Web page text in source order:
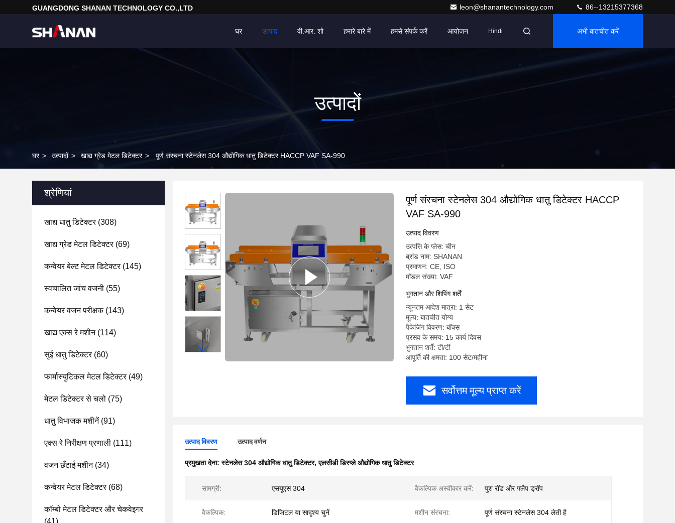
GUANGDONG SHANAN TECHNOLOGY CO.,LTD leon@shanantechnology.com 86--13215377368
घर उत्पाद वी.आर. शो हमारे बारे में हमसे संपर्क करें आयोजन Hindi अभी बातचीत करें
उत्पादों
घर > उत्पादों > खाद्य ग्रेड मेटल डिटेक्टर > पूर्ण संरचना स्टेनलेस 304 औद्योगिक धातु डिटेक्टर HACCP VAF SA-990
श्रेणियां
खाद्य धातु डिटेक्टर(308)
खाद्य ग्रेड मेटल डिटेक्टर(69)
कन्वेयर बेल्ट मेटल डिटेक्टर(145)
स्वचालित जांच वजनी (55)
कन्वेयर वजन परीक्षक(143)
खाद्य एक्स रे मशीन(114)
सुई धातु डिटेक्टर(60)
फार्मास्युटिकल मेटल डिटेक्टर(49)
मेटल डिटेक्टर से चलो (75)
धातु विभाजक मशीनें(91)
एक्स रे निरीक्षण प्रणाली (111)
वजन छँटाई मशीन(34)
कन्वेयर मेटल डिटेक्टर(68)
कॉम्बो मेटल डिटेक्टर और चेकवेइगर
(41)
पूर्ण संरचना स्टेनलेस 304 औद्योगिक धातु डिटेक्टर HACCP
VAF SA-990
उत्पाद विवरण
उत्पत्ति के प्लेस: चीन
ब्रांड नाम: SHANAN
प्रमाणन: CE, ISO
मॉडल संख्या: VAF
भुगतान और शिपिंग शर्तें
न्यूनतम आदेश मात्रा: 1 सेट
मूल्य: बातचीत योग्य
पैकेजिंग विवरण: बॉक्स
प्रसव के समय: 15 कार्य दिवस
भुगतान शर्तें: टी/टी
आपूर्ति की क्षमता: 100 सेट/महीना
सर्वोत्तम मूल्य प्राप्त करें
उत्पाद विवरण उत्पाद वर्णन
प्रमुखता देना:स्टेनलेस 304 औद्योगिक धातु डिटेक्टर,एलसीडी डिस्प्ले औद्योगिक धातु डिटेक्टर
सामग्री: एसयूएस 304 वैकल्पिक अस्वीकार करें: पुश रॉड और फ्लैप ड्रॉप
वैकल्पिक: डिजिटल या सादृश्य चुनें मशीन संरचना: पूर्ण संरचना स्टेनलेस 304 लेती है